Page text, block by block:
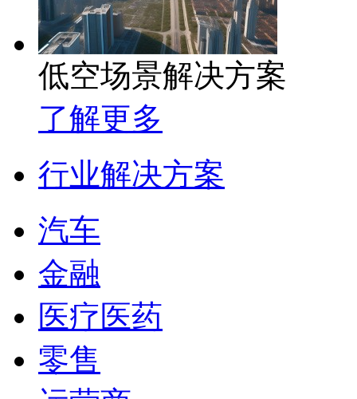
低空场景解决方案
了解更多
行业解决方案
汽车
金融
医疗医药
零售